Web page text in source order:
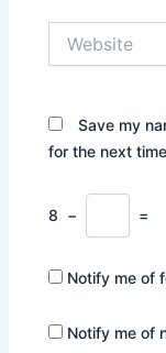
Save my
for the next
8 − =
Notify me of
Notify me of